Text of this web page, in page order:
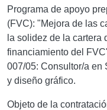
Programa de apoyo
(FVC): "Mejora de las
la solidez de la cartera
financiamiento del
007/05: Consultor/a en
y diseño gráfico.
Objeto de la